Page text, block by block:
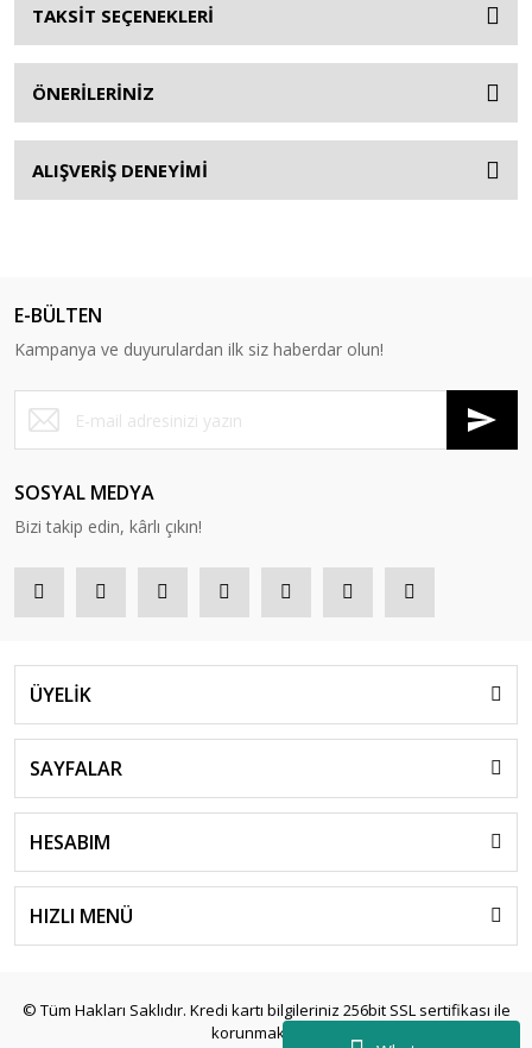
TAKSİT SEÇENEKLERİ
ÖNERİLERİNİZ
ALIŞVERİŞ DENEYİMİ
E-BÜLTEN
Kampanya ve duyurulardan ilk siz haberdar olun!
SOSYAL MEDYA
Bizi takip edin, kârlı çıkın!
ÜYELİK
SAYFALAR
HESABIM
HIZLI MENÜ
© Tüm Hakları Saklıdır. Kredi kartı bilgileriniz 256bit SSL sertifikası ile
korunmaktadır.